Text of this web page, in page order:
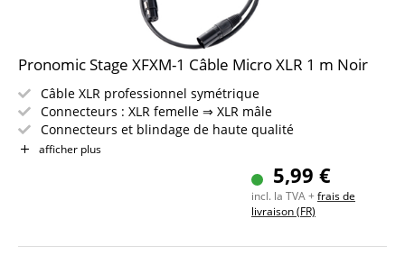
Pronomic Stage XFXM-1 Câble Micro XLR 1 m Noir
Câble XLR professionnel symétrique
Connecteurs : XLR femelle ⇒ XLR mâle
Connecteurs et blindage de haute qualité
Longueur : 1m
afficher plus
5,99 €
incl. la TVA +frais de
livraison (FR)